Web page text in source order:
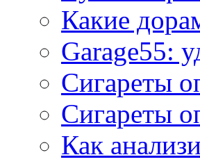
Какие
Garage55:
Сигареты
Сигареты
Как